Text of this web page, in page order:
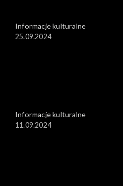
Informacje kulturalne
25.09.2024
Informacje kulturalne
11.09.2024